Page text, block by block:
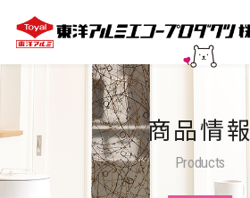
商品情報
Products